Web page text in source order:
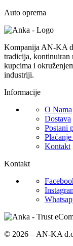
Auto oprema
Kompanija AN-KA
tradicija, kontinuiran
kupcima i
industriji.
Informacije
O Nama
Dostava
Postani
Kontakt
Kontakt
© 2026 – AN-KA